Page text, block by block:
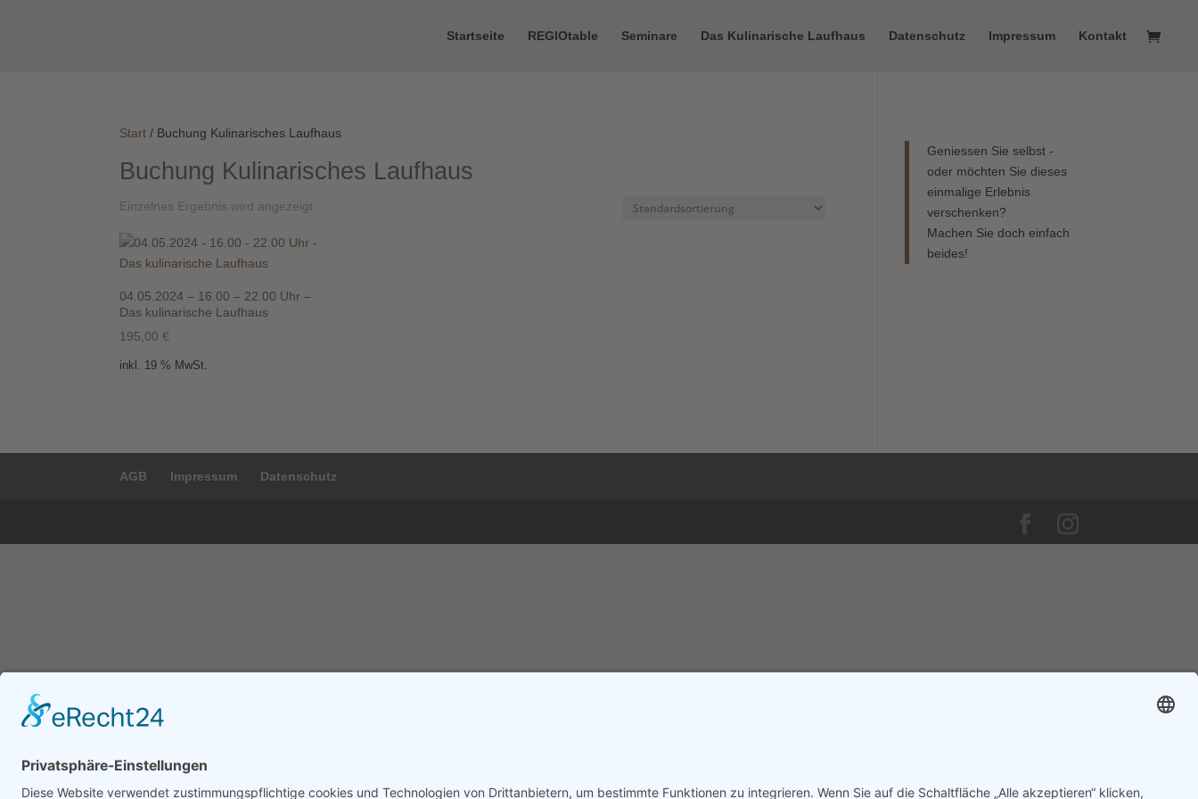
Startseite REGIOtable Seminare Das Kulinarische Laufhaus Datenschutz Impressum Kontakt
Start / Buchung Kulinarisches Laufhaus
Buchung Kulinarisches Laufhaus
Einzelnes Ergebnis wird angezeigt
04.05.2024 – 16.00 – 22.00 Uhr –
Das kulinarische Laufhaus
195,00€
inkl. 19 % MwSt.
Geniessen Sie selbst -
oder möchten Sie dieses
einmalige Erlebnis
verschenken?
Machen Sie doch einfach
beides!
AGB Impressum Datenschutz